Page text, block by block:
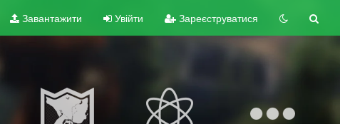
Завантажити Увійти Зареєструватися